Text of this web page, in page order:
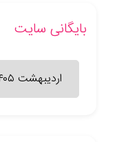
بایگانی سایت
سایت